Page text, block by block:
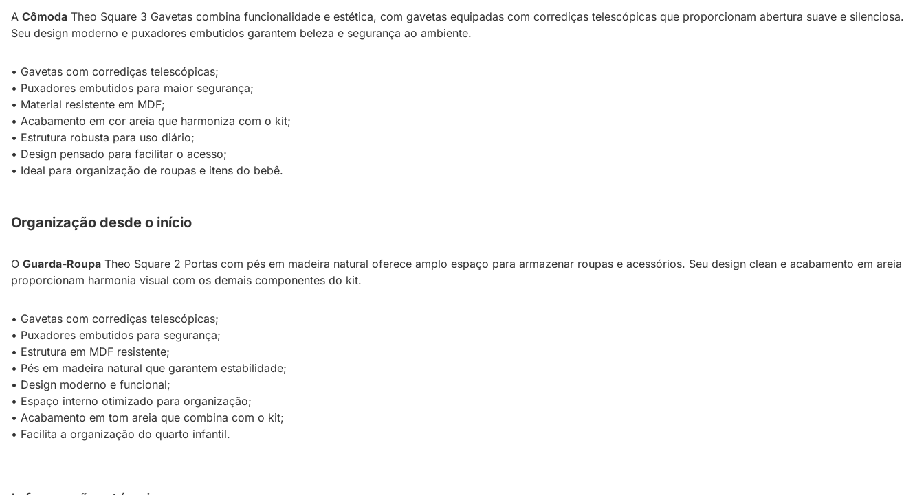
A Cômoda Theo Square 3 Gavetas combina funcionalidade e estética, com gavetas equipadas com corrediças telescópicas que proporcionam abertura suave e silenciosa.
Seu design moderno e puxadores embutidos garantem beleza e segurança ao ambiente.
• Gavetas com corrediças telescópicas;
• Puxadores embutidos para maior segurança;
• Material resistente em MDF;
• Acabamento em cor areia que harmoniza com o kit;
• Estrutura robusta para uso diário;
• Design pensado para facilitar o acesso;
• Ideal para organização de roupas e itens do bebê.
Organização desde o início
O Guarda-Roupa Theo Square 2 Portas com pés em madeira natural oferece amplo espaço para armazenar roupas e acessórios. Seu design clean e acabamento em areia
proporcionam harmonia visual com os demais componentes do kit.
• Gavetas com corrediças telescópicas;
• Puxadores embutidos para segurança;
• Estrutura em MDF resistente;
• Pés em madeira natural que garantem estabilidade;
• Design moderno e funcional;
• Espaço interno otimizado para organização;
• Acabamento em tom areia que combina com o kit;
• Facilita a organização do quarto infantil.